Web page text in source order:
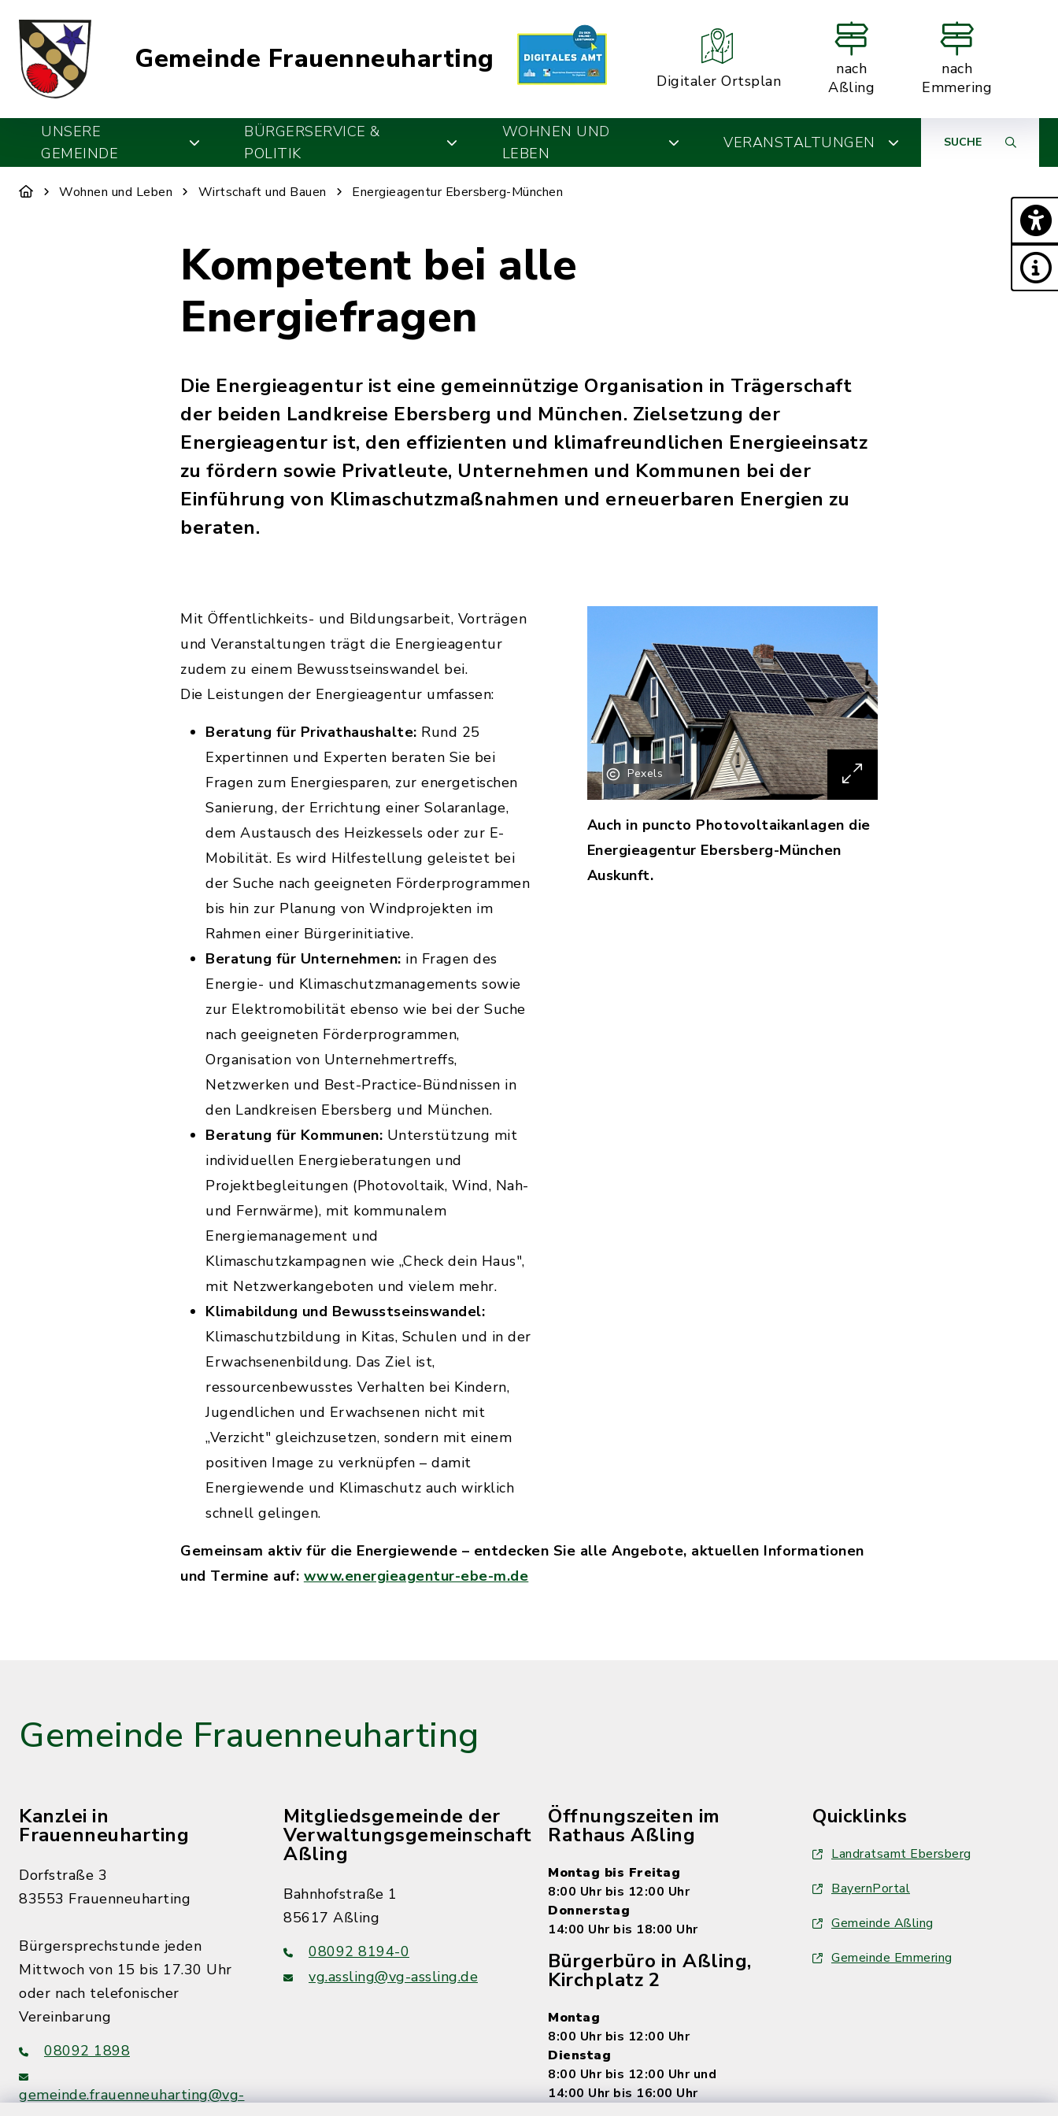
Gemeinde Frauenneuharting
Digitaler Ortsplan
nach
Aßling
nach
Emmering
UNSERE
GEMEINDE
BÜRGERSERVICE &
POLITIK
WOHNEN UND
LEBEN
VERANSTALTUNGEN SUCHE
Wohnen und Leben Wirtschaft und Bauen Energieagentur Ebersberg-München
Kompetent bei alle
Energiefragen
Die Energieagentur ist eine gemeinnützige Organisation in Trägerschaft
der beiden Landkreise Ebersberg und München. Zielsetzung der
Energieagentur ist, den effizienten und klimafreundlichen Energieeinsatz
zu fördern sowie Privatleute, Unternehmen und Kommunen bei der
Einführung von Klimaschutzmaßnahmen und erneuerbaren Energien zu
beraten.
Pexels
Auch in puncto Photovoltaikanlagen die
Energieagentur Ebersberg-München
Auskunft.
Mit Öffentlichkeits- und Bildungsarbeit, Vorträgen
und Veranstaltungen trägt die Energieagentur
zudem zu einem Bewusstseinswandel bei.
Die Leistungen der Energieagentur umfassen:
Beratung für Privathaushalte: Rund 25
Expertinnen und Experten beraten Sie bei
Fragen zum Energiesparen, zur energetischen
Sanierung, der Errichtung einer Solaranlage,
dem Austausch des Heizkessels oder zur E-
Mobilität. Es wird Hilfestellung geleistet bei
der Suche nach geeigneten Förderprogrammen
bis hin zur Planung von Windprojekten im
Rahmen einer Bürgerinitiative.
Beratung für Unternehmen: in Fragen des
Energie- und Klimaschutzmanagements sowie
zur Elektromobilität ebenso wie bei der Suche
nach geeigneten Förderprogrammen,
Organisation von Unternehmertreffs,
Netzwerken und Best-Practice-Bündnissen in
den Landkreisen Ebersberg und München.
Beratung für Kommunen: Unterstützung mit
individuellen Energieberatungen und
Projektbegleitungen (Photovoltaik, Wind, Nah-
und Fernwärme), mit kommunalem
Energiemanagement und
Klimaschutzkampagnen wie „Check dein Haus",
mit Netzwerkangeboten und vielem mehr.
Klimabildung und Bewusstseinswandel:
Klimaschutzbildung in Kitas, Schulen und in der
Erwachsenenbildung. Das Ziel ist,
ressourcenbewusstes Verhalten bei Kindern,
Jugendlichen und Erwachsenen nicht mit
„Verzicht" gleichzusetzen, sondern mit einem
positiven Image zu verknüpfen – damit
Energiewende und Klimaschutz auch wirklich
schnell gelingen.
Gemeinsam aktiv für die Energiewende – entdecken Sie alle Angebote, aktuellen Informationen
und Termine auf: www.energieagentur-ebe-m.de
Gemeinde Frauenneuharting
Kanzlei in
Frauenneuharting
Dorfstraße 3
83553 Frauenneuharting
Bürgersprechstunde jeden
Mittwoch von 15 bis 17.30 Uhr
oder nach telefonischer
Vereinbarung
08092 1898
gemeinde.frauenneuharting@vg-
Mitgliedsgemeinde der
Verwaltungsgemeinschaft
Aßling
Bahnhofstraße 1
85617 Aßling
08092 8194-0
vg.assling@vg-assling.de
Öffnungszeiten im
Rathaus Aßling
Montag bis Freitag
8:00 Uhr bis 12:00 Uhr
Donnerstag
14:00 Uhr bis 18:00 Uhr
Bürgerbüro in Aßling,
Kirchplatz 2
Montag
8:00 Uhr bis 12:00 Uhr
Dienstag
8:00 Uhr bis 12:00 Uhr und
14:00 Uhr bis 16:00 Uhr
Quicklinks
Landratsamt Ebersberg
BayernPortal
Gemeinde Aßling
Gemeinde Emmering